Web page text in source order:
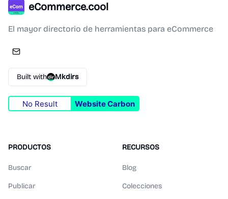
eCommerce.cool
El mayor directorio de herramientas para eCommerce
Built with Mkdirs
No Result Website Carbon
PRODUCTOS
Buscar
Publicar
RECURSOS
Blog
Colecciones